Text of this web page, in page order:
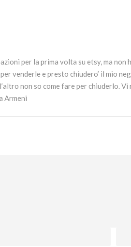
per la prima volta su etsy, ma
venderle e presto chiudero’ il mio
non so come fare per chiuderlo.
Armeni